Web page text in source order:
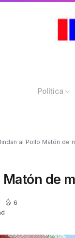
Política
al Pollo Matón de
Matón de
6